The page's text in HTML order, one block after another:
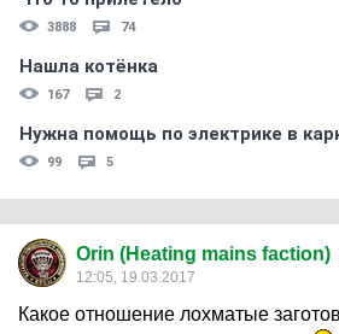
3888 74
Нашла котёнка
167 2
Нужна помощь по электрике в
99 5
Orin (Heating mains faction)
12:05, 19.03.2017
Какое отношение лохматые